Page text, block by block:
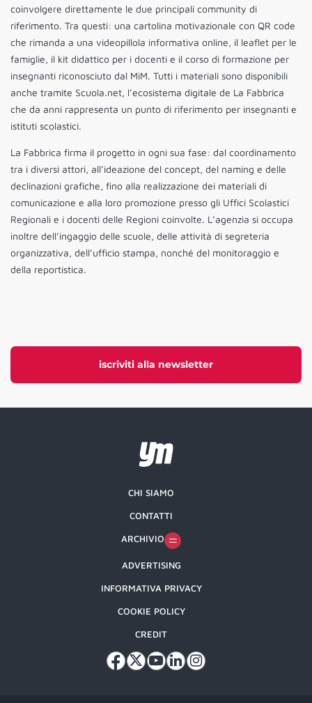
iscriviti alla newsletter
coinvolgere direttamente le due principali community di
riferimento. Tra questi: una cartolina motivazionale con QR code
che rimanda a una videopillola informativa online, il leaflet per le
famiglie, il kit didattico per i docenti e il corso di formazione per
insegnanti riconosciuto dal MiM. Tutti i materiali sono disponibili
anche tramite Scuola.net, l’ecosistema digitale de La Fabbrica
che da anni rappresenta un punto di riferimento per insegnanti e
istituti scolastici.
La Fabbrica firma il progetto in ogni sua fase: dal coordinamento
tra i diversi attori, all’ideazione del concept, del naming e delle
declinazioni grafiche, fino alla realizzazione dei materiali di
comunicazione e alla loro promozione presso gli Uffici Scolastici
Regionali e i docenti delle Regioni coinvolte. L’agenzia si occupa
inoltre dell’ingaggio delle scuole, delle attività di segreteria
organizzativa, dell’ufficio stampa, nonché del monitoraggio e
della reportistica.
CHI SIAMO
CONTATTI
ARCHIVIO
ADVERTISING
INFORMATIVA PRIVACY
COOKIE POLICY
CREDIT